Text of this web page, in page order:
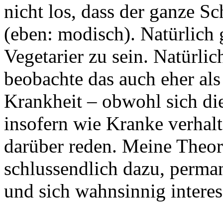
nicht los, dass der ganze
(eben: modisch). Natürlich
Vegetarier zu sein.
beobachte das auch eher
Krankheit – obwohl sich
insofern wie Kranke
darüber reden. Meine
schlussendlich dazu,
und sich wahnsinnig